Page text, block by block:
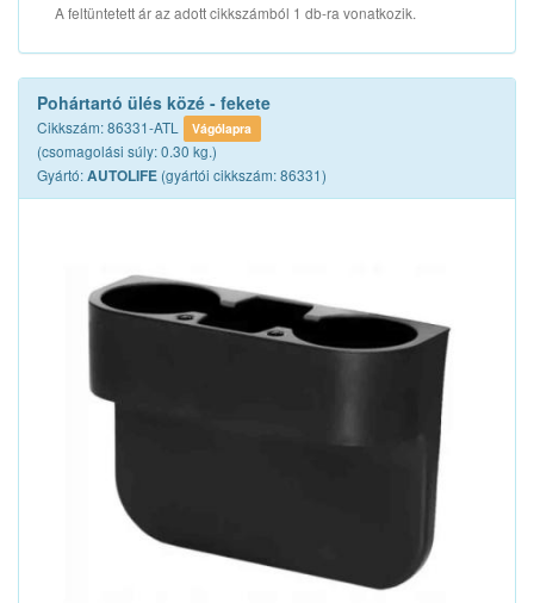
A feltüntetett ár az adott cikkszámból 1 db-ra vonatkozik.
Pohártartó ülés közé - fekete
Cikkszám: 86331-ATL Vágólapra
(csomagolási súly: 0.30 kg.)
Gyártó:AUTOLIFE (gyártói cikkszám: 86331)